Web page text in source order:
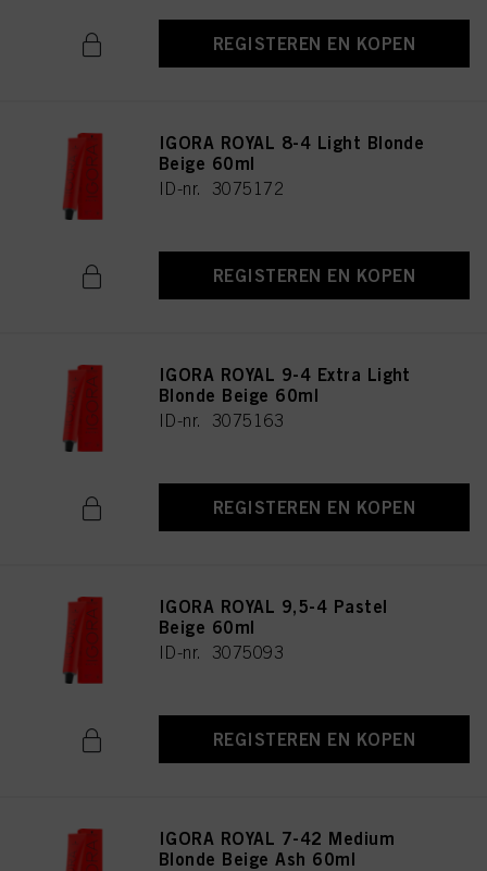
REGISTEREN EN KOPEN
IGORA ROYAL 8-4 Light Blonde
Beige 60ml
ID-nr. 3075172
REGISTEREN EN KOPEN
IGORA ROYAL 9-4 Extra Light
Blonde Beige 60ml
ID-nr. 3075163
REGISTEREN EN KOPEN
IGORA ROYAL 9,5-4 Pastel
Beige 60ml
ID-nr. 3075093
REGISTEREN EN KOPEN
IGORA ROYAL 7-42 Medium
Blonde Beige Ash 60ml